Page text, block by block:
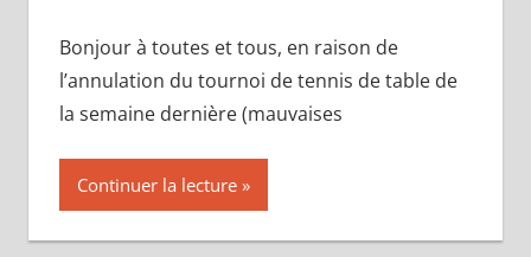
Bonjour à toutes et tous, en raison de
l’annulation du tournoi de tennis de table de
la semaine dernière (mauvaises
Continuer la lecture